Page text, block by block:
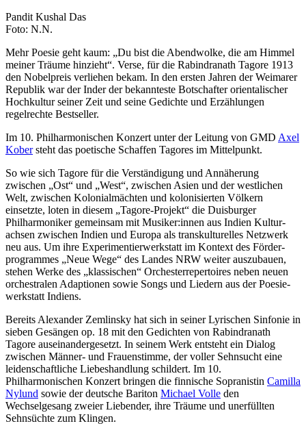
Pandit Kushal Das
Foto: N.N.
Mehr Poesie geht kaum: „Du bist die Abendwolke, die am Himmel
meiner Träume hinzieht“. Verse, für die Rabindranath Tagore 1913
den Nobelpreis verliehen bekam. In den ersten Jahren der Weimarer
Republik war der Inder der bekannteste Botschafter orientalischer
Hochkultur seiner Zeit und seine Gedichte und Erzählungen
regelrechte Bestseller.
Im 10. Philharmonischen Konzert unter der Leitung von GMD Axel
Kobersteht das poetische Schaffen Tagores im Mittelpunkt.
So wie sich Tagore für die Verständigung und Annäherung
zwischen „Ost“ und „West“, zwischen Asien und der westlichen
Welt, zwischen Kolonialmächten und kolonisierten Völkern
einsetzte, loten in diesem „Tagore-Projekt“ die Duisburger
Philharmoniker gemeinsam mit Musiker:innen aus Indien Kultur­
achsen zwischen Indien und Europa als trans­kulturelles Netzwerk
neu aus. Um ihre Experimentier­werkstatt im Kontext des Förder­
programmes „Neue Wege“ des Landes NRW weiter auszubauen,
stehen Werke des „klassischen“ Orchester­repertoires neben neuen
orchestralen Adaptionen sowie Songs und Liedern aus der Poesie­
werkstatt Indiens.
Bereits Alexander Zemlinsky hat sich in seiner Lyrischen Sinfonie in
sieben Gesängen op. 18 mit den Gedichten von Rabindranath
Tagore auseinandergesetzt. In seinem Werk entsteht ein Dialog
zwischen Männer- und Frauenstimme, der voller Sehnsucht eine
leidenschaftliche Liebeshandlung schildert. Im 10.
Philharmonischen Konzert bringen die finnische Sopranistin Camilla
Nylund sowie der deutsche Bariton Michael Volle den
Wechselgesang zweier Liebender, ihre Träume und unerfüllten
Sehnsüchte zum Klingen.